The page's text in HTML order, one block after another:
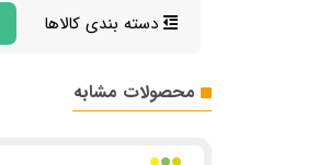
دسته بندی کالاها
محصولات مشابه